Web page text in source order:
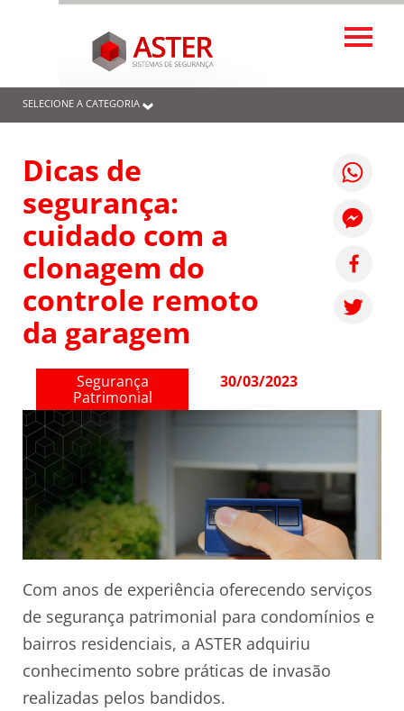
SELECIONE A CATEGORIA
Dicas de
segurança:
cuidado com a
clonagem do
controle remoto
da garagem
Segurança
Patrimonial
30/03/2023
Com anos de experiência oferecendo serviços
de segurança patrimonial para condomínios e
bairros residenciais, a ASTER adquiriu
conhecimento sobre práticas de invasão
realizadas pelos bandidos.